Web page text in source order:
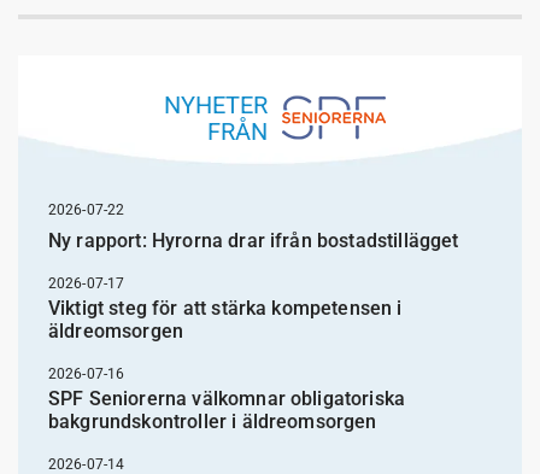
NYHETER
FRÅN
2026-07-22
Ny rapport: Hyrorna drar ifrån bostadstillägget
2026-07-17
Viktigt steg för att stärka kompetensen i
äldreomsorgen
2026-07-16
SPF Seniorerna välkomnar obligatoriska
bakgrundskontroller i äldreomsorgen
2026-07-14